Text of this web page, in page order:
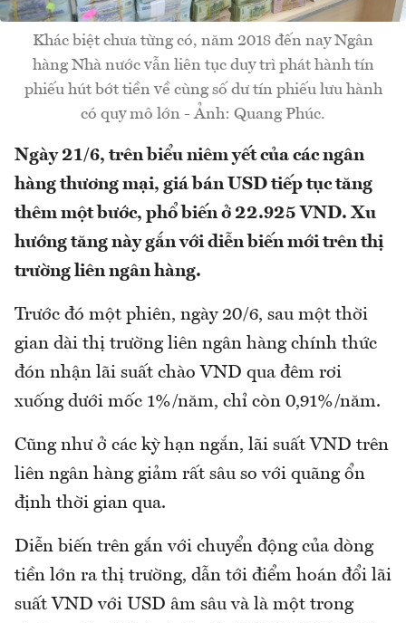
Khác biệt chưa từng có, năm 2018 đến nay Ngân
hàng Nhà nước vẫn liên tục duy trì phát hành tín
phiếu hút bớt tiền về cùng số dư tín phiếu lưu hành
có quy mô lớn - Ảnh: Quang Phúc.
Ngày 21/6, trên biểu niêm yết của các ngân
hàng thương mại, giá bán USD tiếp tục tăng
thêm một bước, phổ biến ở 22.925 VND. Xu
hướng tăng này gắn với diễn biến mới trên thị
trường liên ngân hàng.
Trước đó một phiên, ngày 20/6, sau một thời
gian dài thị trường liên ngân hàng chính thức
đón nhận lãi suất chào VND qua đêm rơi
xuống dưới mốc 1%/năm, chỉ còn 0,91%/năm.
Cũng như ở các kỳ hạn ngắn, lãi suất VND trên
liên ngân hàng giảm rất sâu so với quãng ổn
định thời gian qua.
Diễn biến trên gắn với chuyển động của dòng
tiền lớn ra thị trường, dẫn tới điểm hoán đổi lãi
suất VND với USD âm sâu và là một trong